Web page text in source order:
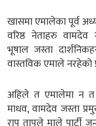
खासमा एमालेका पूर्व
वरिष्ठ नेताहरु
भूषाल जस्ता
वास्तविक एमाले नरहेको
अहिले त एमालेमा न त
माधव, वामदेव जस्ता